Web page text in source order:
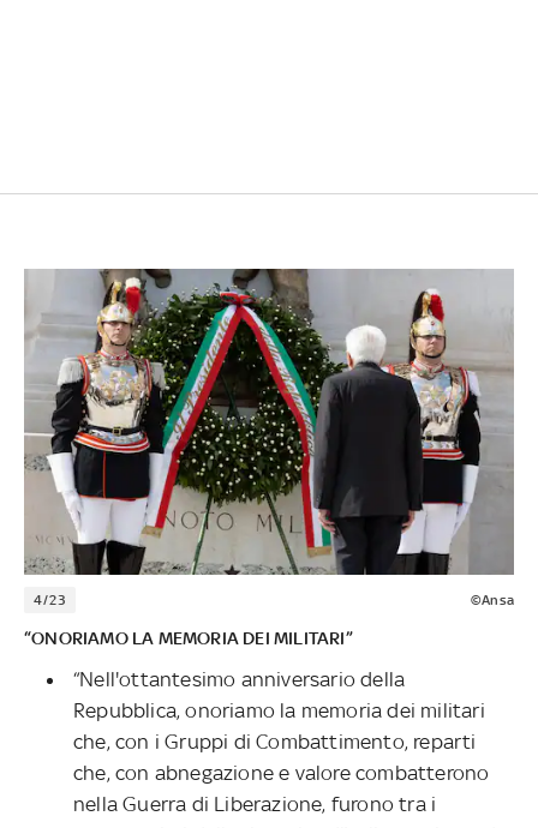
4/23 ©Ansa
“ONORIAMO LA MEMORIA DEI MILITARI”
“Nell'ottantesimo anniversario della
Repubblica, onoriamo la memoria dei militari
che, con i Gruppi di Combattimento, reparti
che, con abnegazione e valore combatterono
nella Guerra di Liberazione, furono tra i